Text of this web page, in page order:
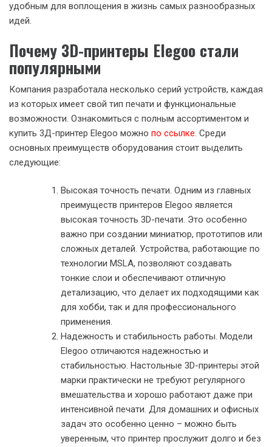
удобным для воплощения в жизнь самых разнообразных
идей.
Почему 3D-принтеры Elegoo стали
популярными
Компания разработала несколько серий устройств, каждая
из которых имеет свой тип печати и функциональные
возможности. Ознакомиться с полным ассортиментом и
купить 3Д-принтер Elegoo можно по ссылке . Среди
основных преимуществ оборудования стоит выделить
следующие:
Высокая точность печати. Одним из главных
преимуществ принтеров Elegoo является
высокая точность 3D-печати. Это особенно
важно при создании миниатюр, прототипов или
сложных деталей. Устройства, работающие по
технологии MSLA, позволяют создавать
тонкие слои и обеспечивают отличную
детализацию, что делает их подходящими как
для хобби, так и для профессионального
применения.
Надежность и стабильность работы. Модели
Elegoo отличаются надежностью и
стабильностью. Настольные 3D-принтеры этой
марки практически не требуют регулярного
вмешательства и хорошо работают даже при
интенсивной печати. Для домашних и офисных
задач это особенно ценно – можно быть
уверенным, что принтер прослужит долго и без